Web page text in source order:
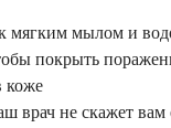
мягким мылом и
покрыть
коже
врач не скажет вам